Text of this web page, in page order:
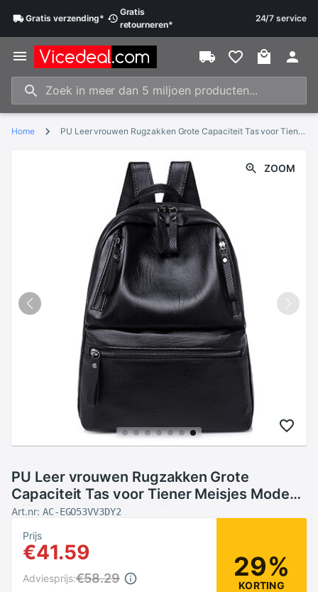
Gratisverzending*
Gratis
retourneren*
24/7 service
Home PU Leer vrouwen Rugzakken Grote Capaciteit Tas voor Tiener Meisjes Mode Effen Rugzak Vrouwelijke Zwarte Rugzakken Vrouwelijke Rugzak
ZOOM
PU Leer vrouwen Rugzakken Grote
Capaciteit Tas voor Tiener Meisjes Mode
Effen Rugzak Vrouwelijke Zwarte
Rugzakken Vrouwelijke Rugzak
Art.nr: AC-EGO53VV3DY2
Prijs
€41.59
Adviesprijs:€58.29 29%
KORTING